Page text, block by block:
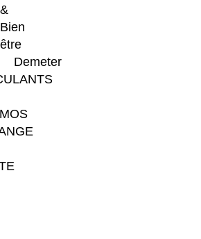
&
Bien
être
Demeter